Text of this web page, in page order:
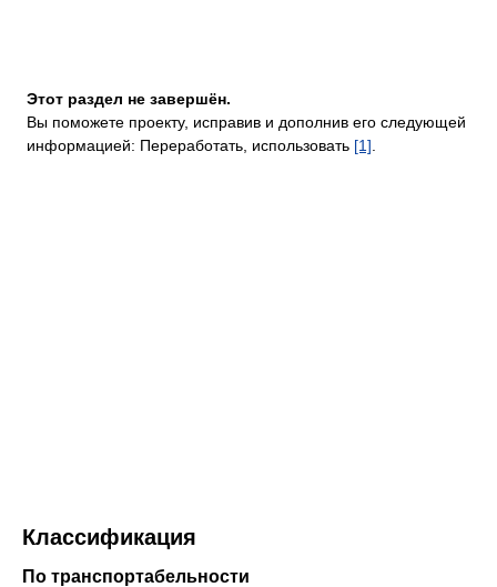
Этот раздел не завершён.
Вы поможете проекту, исправив и дополнив его следующей
информацией: Переработать, использовать [1]
Классификация
По транспортабельности